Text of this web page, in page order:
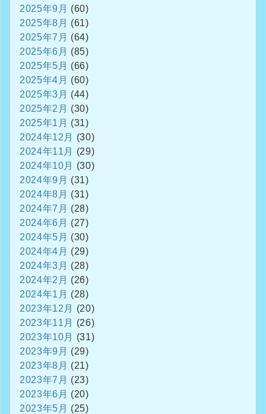
2025年9月 (60)
2025年8月 (61)
2025年7月 (64)
2025年6月 (85)
2025年5月 (66)
2025年4月 (60)
2025年3月 (44)
2025年2月 (30)
2025年1月 (31)
2024年12月
(30)
2024年11月
(29)
2024年10月
(30)
2024年9月 (31)
2024年8月 (31)
2024年7月 (28)
2024年6月 (27)
2024年5月 (30)
2024年4月 (29)
2024年3月 (28)
2024年2月 (26)
2024年1月 (28)
2023年12月
(20)
2023年11月
(26)
2023年10月
(31)
2023年9月 (29)
2023年8月 (21)
2023年7月 (23)
2023年6月 (20)
2023年5月 (25)